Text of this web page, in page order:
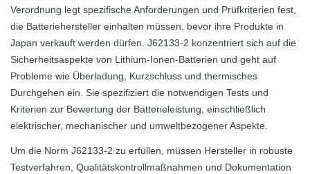
Verordnung legt spezifische Anforderungen und Prüfkriterien fest,
die Batteriehersteller einhalten müssen, bevor ihre Produkte in
Japan verkauft werden dürfen. J62133-2 konzentriert sich auf die
Sicherheitsaspekte von Lithium-Ionen-Batterien und geht auf
Probleme wie Überladung, Kurzschluss und thermisches
Durchgehen ein. Sie spezifiziert die notwendigen Tests und
Kriterien zur Bewertung der Batterieleistung, einschließlich
elektrischer, mechanischer und umweltbezogener Aspekte.
Um die Norm J62133-2 zu erfüllen, müssen Hersteller in robuste
Testverfahren, Qualitätskontrollmaßnahmen und Dokumentation